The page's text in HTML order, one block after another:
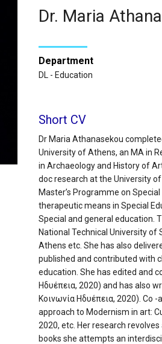
Dr. Maria
Department
DL - Education
Short CV
Dr Maria Athanasekou
University of Athens, an MA in
in Archaeology and History of
doc research at the University
Master’s Programme on
therapeutic means in Special
Special and general education.
National Technical University of
Athens etc. She has also
published and contributed with
education. She has edited and
Ηδυέπεια, 2020) and has also
Κοινωνία Ηδυέπεια, 2020). Co
approach to Modernism in art:
2020, etc. Her research
books she attempts an